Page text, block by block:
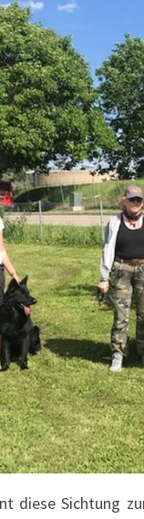
diese Sichtung